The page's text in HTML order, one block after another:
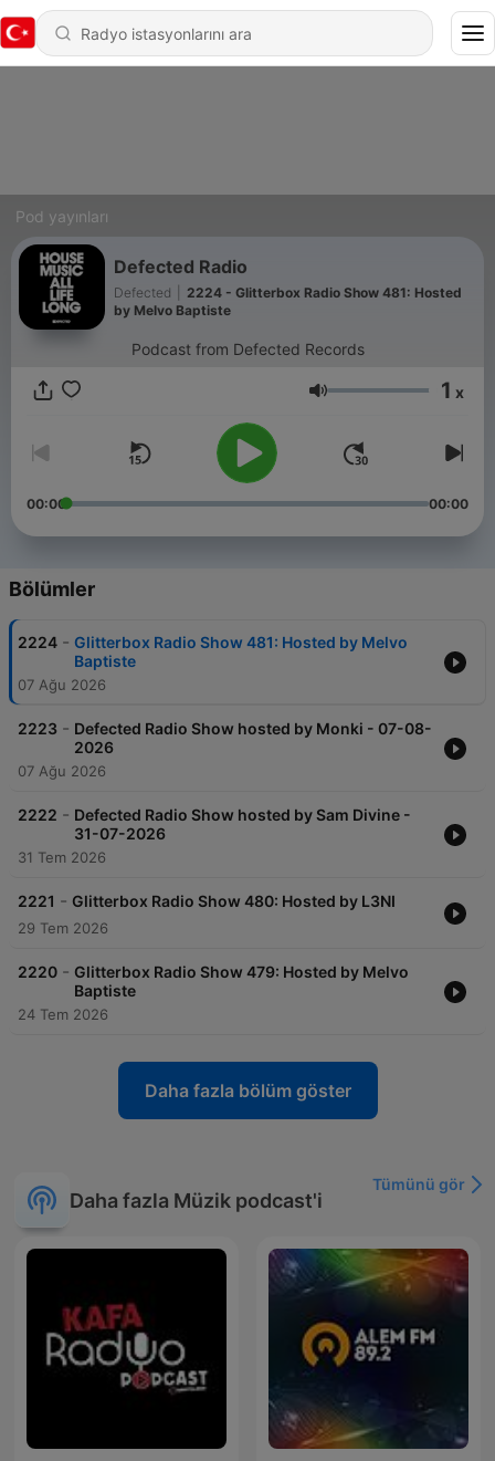
Pod yayınları
Defected Radio
Defected
2224 - Glitterbox Radio Show 481: Hosted
by Melvo Baptiste
Podcast from Defected Records
Ses 1 x
00:00 00:00
Bölümler
2224 - Glitterbox Radio Show 481: Hosted by Melvo
Baptiste
07 Ağu 2026
2223 - Defected Radio Show hosted by Monki - 07-08-
2026
07 Ağu 2026
2222 - Defected Radio Show hosted by Sam Divine -
31-07-2026
31 Tem 2026
2221 - Glitterbox Radio Show 480: Hosted by L3NI
29 Tem 2026
2220 - Glitterbox Radio Show 479: Hosted by Melvo
Baptiste
24 Tem 2026
Daha fazla bölüm göster
Daha fazla Müzik podcast'i
Tümünü gör